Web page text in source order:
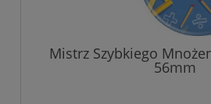
Mistrz Szybkiego
56mm